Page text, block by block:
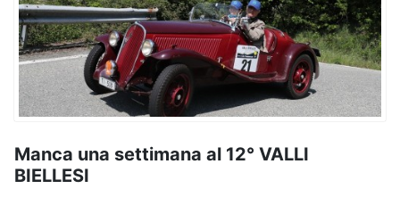
Manca una settimana al 12° VALLI
BIELLESI